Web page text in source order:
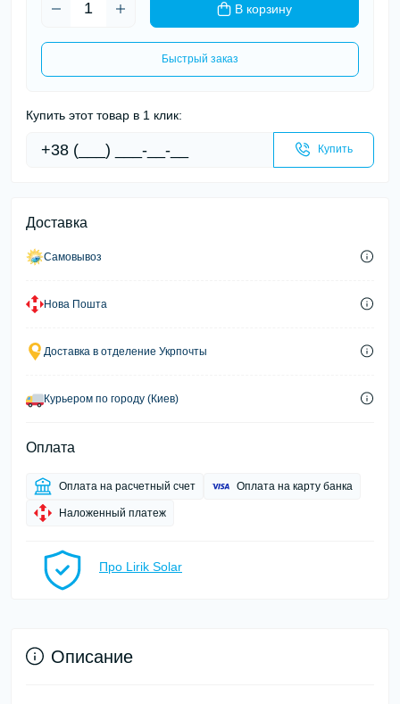
В корзину
Быстрый заказ
Купить этот товар в 1 клик:
Купить
Доставка
Самовывоз
Нова Пошта
Доставка в отделение Укрпочты
Курьером по городу (Киев)
Оплата
Оплата на расчетный счет Оплата на карту банка
Наложенный платеж
Про Lirik Solar
Описание